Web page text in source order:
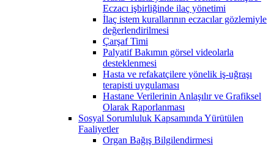
Eczacı işbirliğinde ilaç yönetimi
İlaç istem kurallarının eczacılar gözlemiyle
değerlendirilmesi
Çarşaf Timi
Palyatif Bakımın görsel videolarla
desteklenmesi
Hasta ve refakatçilere yönelik iş-uğraşı
terapisti uygulaması
Hastane Verilerinin Anlaşılır ve Grafiksel
Olarak Raporlanması
Sosyal Sorumluluk Kapsamında Yürütülen
Faaliyetler
Organ Bağış Bilgilendirmesi